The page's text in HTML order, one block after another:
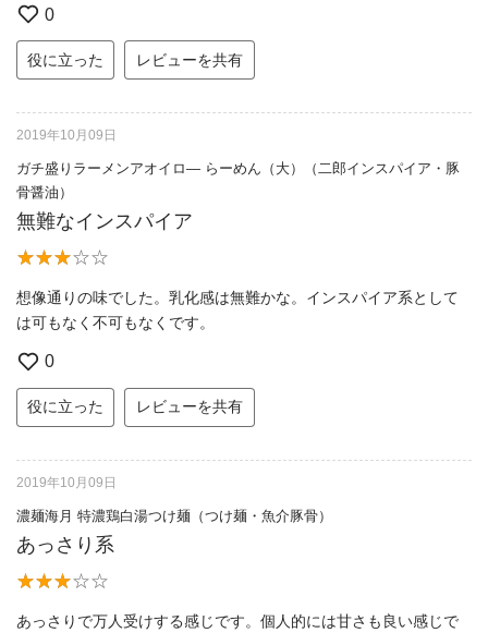
0
役に立った レビューを共有
2019年10月09日
ガチ盛りラーメンアオイロ— らーめん（大）（二郎インスパイア・豚
骨醤油）
無難なインスパイア
想像通りの味でした。乳化感は無難かな。インスパイア系として
は可もなく不可もなくです。
0
役に立った レビューを共有
2019年10月09日
濃麺海月 特濃鶏白湯つけ麺（つけ麺・魚介豚骨）
あっさり系
あっさりで万人受けする感じです。個人的には甘さも良い感じで